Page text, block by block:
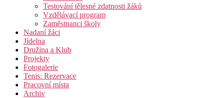
Testování tělesné zdatnosti žáků
Vzdělávací program
Zaměstnanci školy
Nadaní žáci
Jídelna
Družina a Klub
Projekty
Fotogalerie
Tenis: Rezervace
Pracovní místa
Archiv